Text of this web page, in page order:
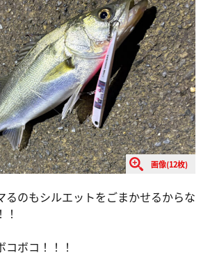
画像(12枚)
るのもシルエットをごまかせるからな
ボコ！！！